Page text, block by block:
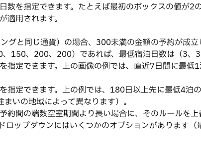
を指定できます。たとえば最初のボックスの値が
用されます。
と同じ通貨）の場合、300未満の金額の予約が成立
150、200、200）であれば、最低宿泊日数は（3、3
指定できます。上の画像の例では、直近7日間に最
指定できます。上の例では、180日以上先に最低4泊
いの地域によって異なります）。
約間の端数空室期間より長い場合に、そのルールを
ップダウンにはいくつかのオプションがあります